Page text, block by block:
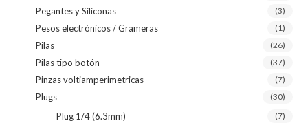
Pegantes y Siliconas (3)
Pesos electrónicos / Grameras (1)
Pilas (26)
Pilas tipo botón (37)
Pinzas voltiamperimetricas (7)
Plugs (30)
Plug 1/4 (6.3mm) (7)